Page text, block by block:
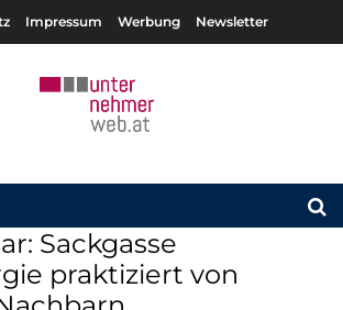
Impressum Werbung Newsletter
Sackgasse
praktiziert von